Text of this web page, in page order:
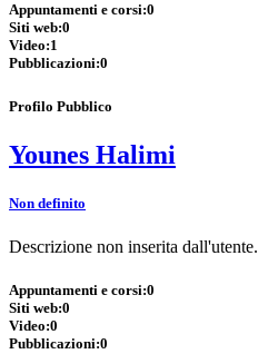
Appuntamenti e corsi:0
Siti web:0
Video:1
Pubblicazioni:0
Profilo Pubblico
Younes Halimi
Non definito
Descrizione non inserita dall'utente.
Appuntamenti e corsi:0
Siti web:0
Video:0
Pubblicazioni:0